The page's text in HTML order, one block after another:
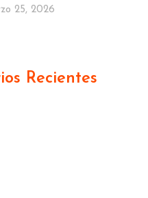
25, 2026
Recientes